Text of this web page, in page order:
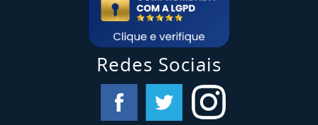
Redes Sociais